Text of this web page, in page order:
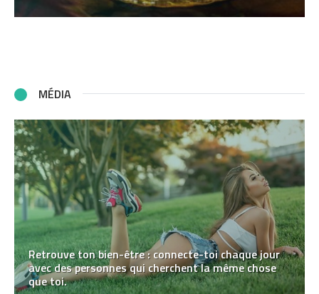
MÉDIA
Retrouve ton bien-être : connecte-toi chaque jour
avec des personnes qui cherchent la même chose
que toi.